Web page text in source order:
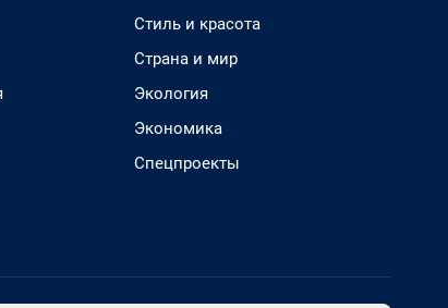
Стиль и красота
Страна и мир
Экология
Экономика
Спецпроекты